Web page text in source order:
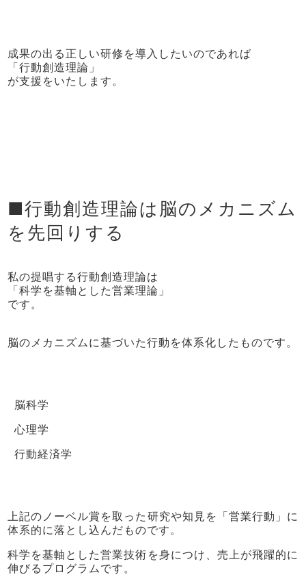
成果の出る正しい研修を導入したいのであれば
「行動創造理論」
が支援をいたします。
■行動創造理論は脳のメカニズム
を先回りする
私の提唱する行動創造理論は
「科学を基軸とした営業理論」
です。
脳のメカニズムに基づいた行動を体系化したものです。
脳科学
心理学
行動経済学
上記のノーベル賞を取った研究や知見を「営業行動」に
体系的に落とし込んだものです。
科学を基軸とした営業技術を身につけ、売上が飛躍的に
伸びるプログラムです。